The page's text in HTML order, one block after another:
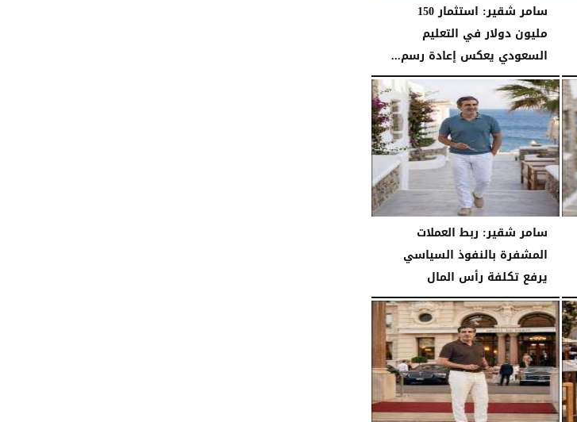
سامر شقير: استثمار 150
مليون دولار في التعليم
السعودي يعكس إعادة رسم...
السبت، 25 يوليو 2026 04:12 مـ
سامر شقير: ربط العملات
المشفرة بالنفوذ السياسي
يرفع تكلفة رأس المال
السبت، 25 يوليو 2026 03:45 مـ